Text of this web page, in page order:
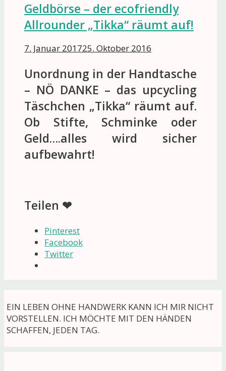
Geldbörse – der ecofriendly
Allrounder „Tikka“ räumt auf!
7. Januar 201725. Oktober 2016
Unordnung in der Handtasche
– NÖ DANKE – das upcycling
Täschchen „Tikka“ räumt auf.
Ob Stifte, Schminke oder
Geld….alles wird sicher
aufbewahrt!
Teilen ❤
Pinterest
Facebook
Twitter
EIN LEBEN OHNE HANDWERK KANN ICH MIR NICHT
VORSTELLEN. ICH MÖCHTE MIT DEN HÄNDEN
SCHAFFEN, JEDEN TAG.